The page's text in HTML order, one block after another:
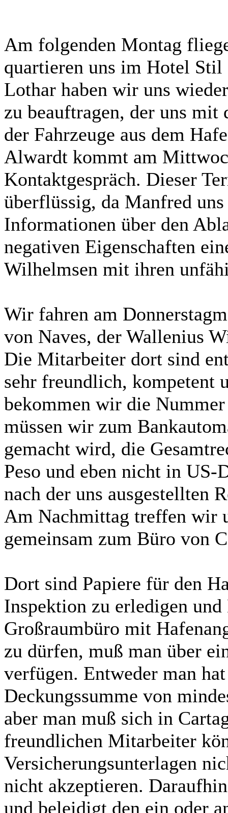
Am folgenden Montag
quartieren uns im Hotel
Lothar haben wir uns
zu beauftragen, der uns mit
der Fahrzeuge aus dem
Alwardt kommt am
Kontaktgespräch. Dieser
überflüssig, da Manfred
Informationen über den
negativen Eigenschaften
Wilhelmsen mit ihren
Wir fahren am
von Naves, der Wallenius
Die Mitarbeiter dort sind
sehr freundlich, kompetent
bekommen wir die
müssen wir zum
gemacht wird, die
Peso und eben nicht in
nach der uns ausgestellten
Am Nachmittag treffen wir
gemeinsam zum Büro von
Dort sind Papiere für den
Inspektion zu erledigen
Großraumbüro mit
zu dürfen, muß man über
verfügen. Entweder man
Deckungssumme von
aber man muß sich in
freundlichen Mitarbeiter
Versicherungsunterlagen
nicht akzeptieren.
und beleidigt den ein oder